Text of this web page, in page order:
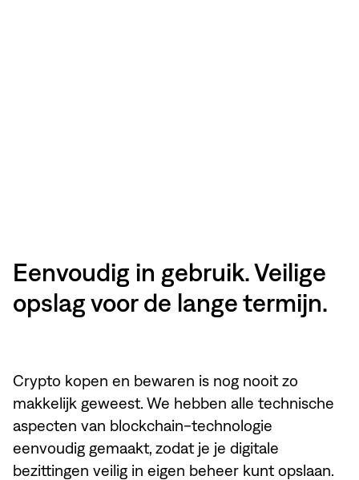
Eenvoudig in gebruik. Veilige
opslag voor de lange termijn.
Crypto kopen en bewaren is nog nooit zo
makkelijk geweest. We hebben alle technische
aspecten van blockchain-technologie
eenvoudig gemaakt, zodat je je digitale
bezittingen veilig in eigen beheer kunt opslaan.